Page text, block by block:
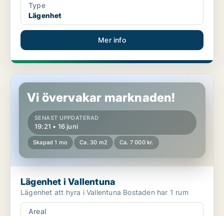
Type
Lägenhet
Mer info
Lägenhet i Vallentuna
Vi övervakar marknaden!
SENAST UPPDATERAD
19:21 • 16 juni
Skapad 1 mo Ca. 30 m2 Ca. 7 000 kr.
Lägenhet i Vallentuna
Lägenhet att hyra i Vallentuna Bostaden har 1 rum
Areal